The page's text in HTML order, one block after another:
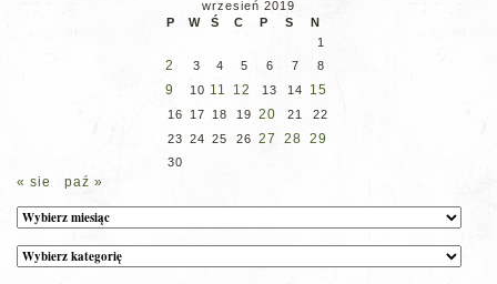
wrzesień 2019
P
W Ś C P S
N
1
2 3 4 5 6 7 8
9 10 11 12 13 14 15
16 17 18 19 20 21
22
23 24 25 26 27 28 29
30
« sie paź »
Archiwum
Kategorie
wpisów